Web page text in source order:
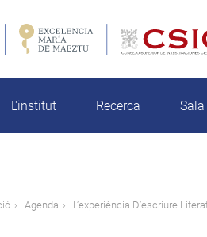
L'institut Recerca
Agenda L’experiència D’escriure